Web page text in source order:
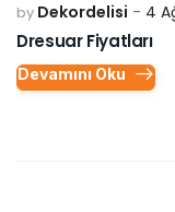
by Dekordelisi 4
Dresuar Fiyatları
Devamını Oku